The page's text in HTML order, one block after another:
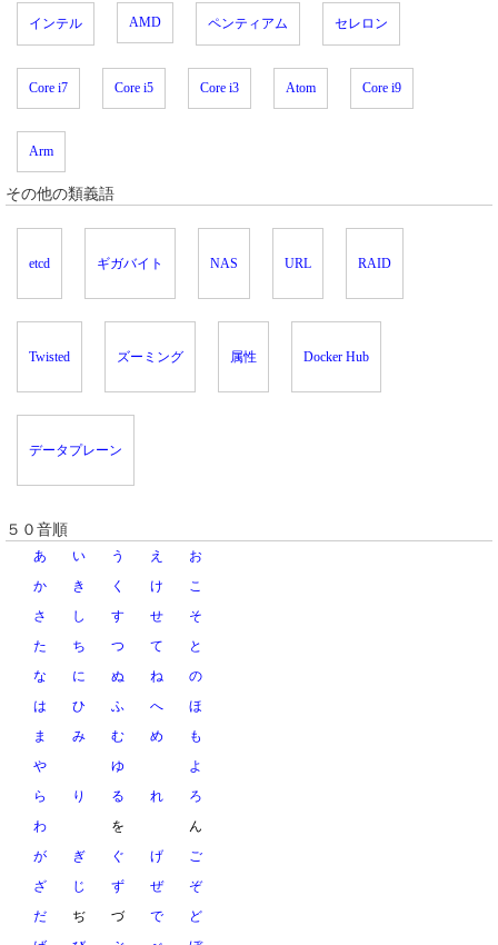
インテル AMD ペンティアム セレロン
Core i7 Core i5 Core i3 Atom Core i9
Arm
その他の類義語
etcd ギガバイト NAS URL RAID
Twisted ズーミング 属性 Docker Hub
データプレーン
５０音順
あ い う え
お
か
き く け
こ
さ
し す せ
そ
た
ち つ て
と
な
に ぬ ね
の
は
ひ ふ へ
ほ
ま
み む め
も
や
ゆ
よ
ら
り る れ
ろ
わ
を
ん
が
ぎ ぐ げ
ご
ざ
じ ず ぜ
ぞ
だ
ぢ づ で
ど